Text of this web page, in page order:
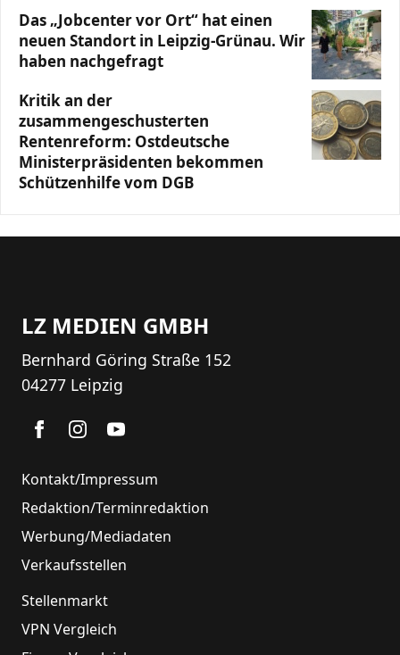
Das „Jobcenter vor Ort“ hat einen
neuen Standort in Leipzig-Grünau. Wir
haben nachgefragt
Kritik an der
zusammengeschusterten
Rentenreform: Ostdeutsche
Ministerpräsidenten bekommen
Schützenhilfe vom DGB
LZ MEDIEN GMBH
Bernhard Göring Straße 152
04277 Leipzig
Kontakt/Impressum
Redaktion/Terminredaktion
Werbung/Mediadaten
Verkaufsstellen
Stellenmarkt
VPN Vergleich